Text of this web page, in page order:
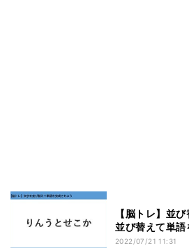
【脳トレ】並
並び替えて単語
2022/07/21 11:31